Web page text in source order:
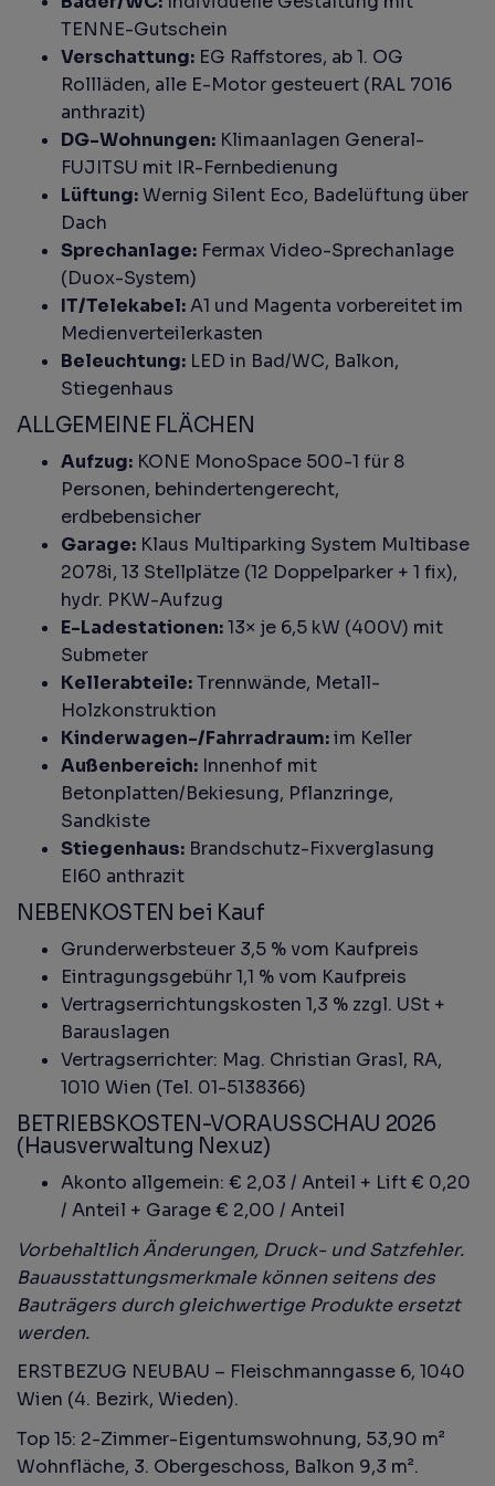
TENNE-Gutschein
Verschattung: EG Raffstores, ab 1. OG
Rollläden, alle E-Motor gesteuert (RAL 7016
anthrazit)
DG-Wohnungen: Klimaanlagen General-
FUJITSU mit IR-Fernbedienung
Lüftung:Wernig Silent Eco, Badelüftung über
Dach
Sprechanlage: Fermax Video-Sprechanlage
(Duox-System)
IT/Telekabel:A1 und Magenta vorbereitet im
Medienverteilerkasten
Beleuchtung: LED in Bad/WC, Balkon,
Stiegenhaus
ALLGEMEINE FLÄCHEN
Aufzug: KONE MonoSpace 500-1 für 8
Personen, behindertengerecht,
erdbebensicher
Garage: Klaus Multiparking System Multibase
2078i, 13 Stellplätze (12 Doppelparker + 1 fix),
hydr. PKW-Aufzug
E-Ladestationen:13× je 6,5 kW (400V) mit
Submeter
Kellerabteile:Trennwände, Metall-
Holzkonstruktion
Kinderwagen-/Fahrradraum:im Keller
Außenbereich: Innenhof mit
Betonplatten/Bekiesung, Pflanzringe,
Sandkiste
Stiegenhaus: Brandschutz-Fixverglasung
EI60 anthrazit
NEBENKOSTEN bei Kauf
Grunderwerbsteuer 3,5 % vom Kaufpreis
Eintragungsgebühr 1,1 % vom Kaufpreis
Vertragserrichtungskosten 1,3 % zzgl. USt +
Barauslagen
Vertragserrichter: Mag. Christian Grasl, RA,
1010 Wien (Tel. 01-5138366)
BETRIEBSKOSTEN-VORAUSSCHAU 2026
(Hausverwaltung Nexuz)
Akonto allgemein: € 2,03 / Anteil + Lift € 0,20
/ Anteil + Garage € 2,00 / Anteil
Vorbehaltlich Änderungen, Druck- und Satzfehler.
Bauausstattungsmerkmale können seitens des
Bauträgers durch gleichwertige Produkte ersetzt
werden.
ERSTBEZUG NEUBAU – Fleischmanngasse 6, 1040
Wien (4. Bezirk, Wieden).
Top 15: 2-Zimmer-Eigentumswohnung, 53,90 m²
Wohnfläche, 3. Obergeschoss, Balkon 9,3 m².